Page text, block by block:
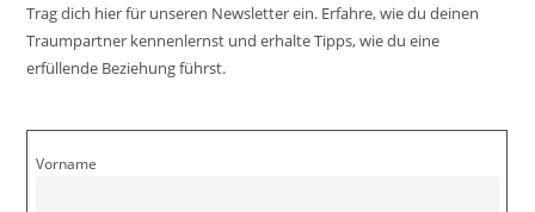
Trag dich hier für unseren Newsletter ein. Erfahre, wie du deinen
Traumpartner kennenlernst und erhalte Tipps, wie du eine
erfüllende Beziehung führst.
Vorname